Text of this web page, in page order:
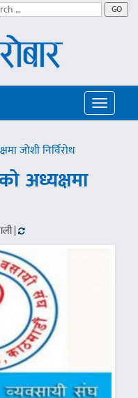
GO
Toggle
जोशी निर्विरोध
अध्यक्षमा
|